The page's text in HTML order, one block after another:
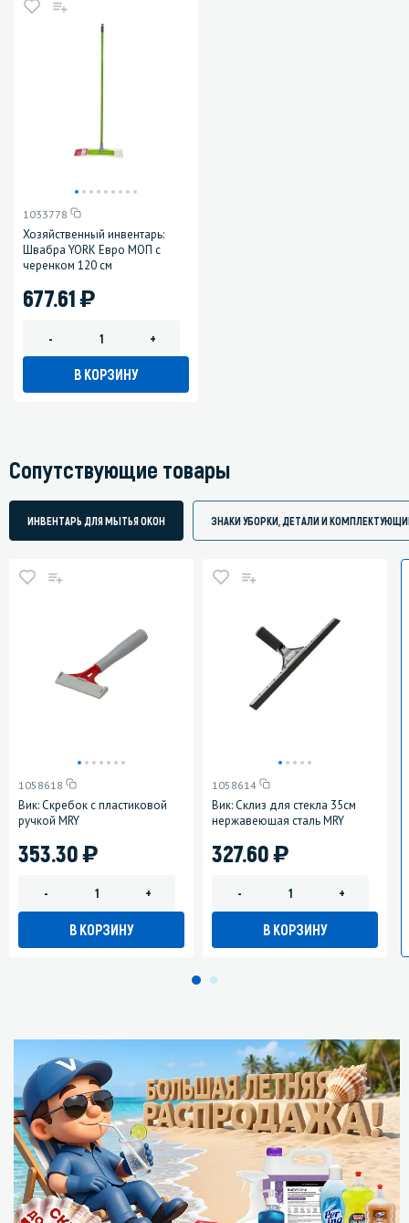
1033778
Хозяйственный инвентарь:
Швабра YORK Евро МОП с
черенком 120 см
677.61)
- +
В КОРЗИНУ
Сопутствующие товары
ИНВЕНТАРЬ ДЛЯ МЫТЬЯ ОКОН ЗНАКИ УБОРКИ, ДЕТАЛИ И
1058618
Вик: Скребок с пластиковой
ручкой MRY
353.30)
- +
В КОРЗИНУ
1058614
Вик: Склиз для стекла 35см
нержавеющая сталь MRY
327.60)
- +
В КОРЗИНУ